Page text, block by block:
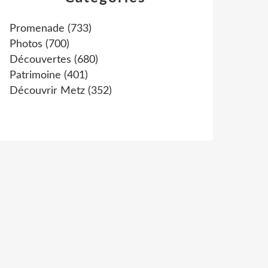
Promenade (733)
Photos (700)
Découvertes (680)
Patrimoine (401)
Découvrir Metz (352)